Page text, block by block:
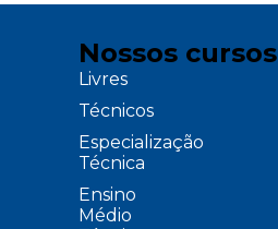
Nossos cursos
Livres
Técnicos
Especialização
Técnica
Ensino
Médio